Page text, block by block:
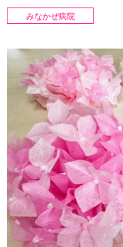
みなかぜ病院